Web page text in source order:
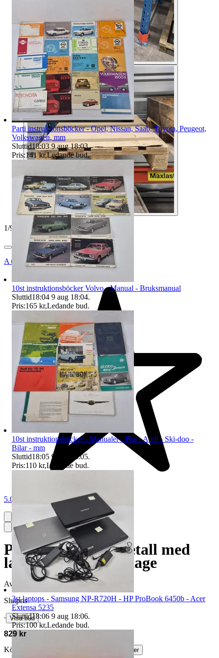
1/9
Auktionsbyra
5.0
Pallställsystem i metall med
lastpallar - Pallställage
Avslutad
14 jun 20:57
Slutpris
∙ Visa bud
829 kr
Köparskydd är valfritt hos företag.
Läs mer
Parti instruktionsböcker - Opel, Nissan, Saab, Toyota, Peugeot,
Volkswagen, mm
Sluttid18:03 9 aug 18:03.
Pris:141 kr,Ledande bud.
10st instruktionsböcker Volvo - Manual - Bruksmanual
Sluttid18:04 9 aug 18:04.
Pris:165 kr,Ledande bud.
10st instruktionsböcker - Manualer - Fiat - Audi - Ski-doo -
Bilar - mm
Sluttid18:05 9 aug 18:05.
Pris:110 kr,Ledande bud.
3st laptops - Samsung NP-R720H - HP ProBook 6450b - Acer
Extensa 5235
Sluttid18:06 9 aug 18:06.
Pris:100 kr,Ledande bud.